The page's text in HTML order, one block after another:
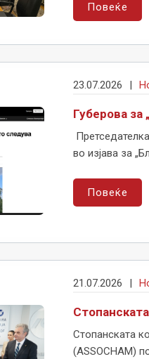
Повеќе
23.07.2026 |
Губерова
во изјава за
Повеќе
21.07.2026 |
Стопанската
(ASSOCHAM)